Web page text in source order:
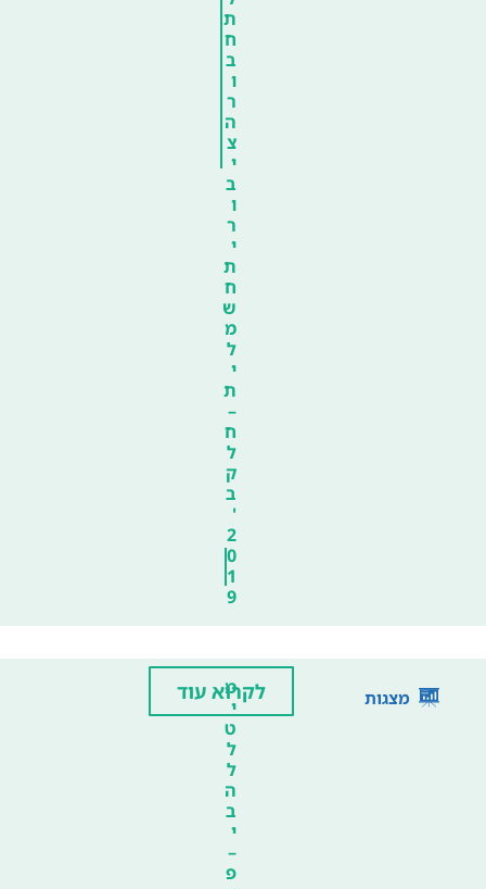
ת
ח
ב
ו
ר
ה
צ
י
ב
ו
ר
י
ת
ח
ש
מ
ל
י
ת
–
ח
ל
ק
ב
'
2
0
1
9
מצגות
מ
י
ט
ל
ל
ה
ב
י
–
פ
לקרוא עוד